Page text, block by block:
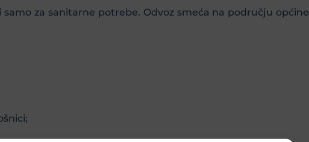
samo za sanitarne potrebe. Odvoz smeća na području